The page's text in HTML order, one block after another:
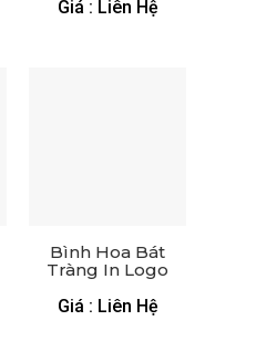
Giá : Liên Hệ
Bình Hoa Bát
Tràng In Logo
0311124
Giá : Liên Hệ